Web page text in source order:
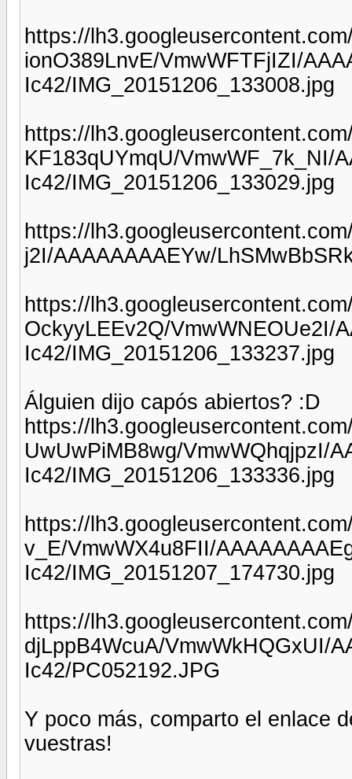
https://
ionO389LnvE/VmwWFTFjIZI/
Ic42/IMG_20151206_133008.jpg
https://
KF183qUYmqU/VmwWF_7k_NI/
Ic42/IMG_20151206_133029.jpg
https://
j2I/AAAAAAAAEYw/
https://
OckyyLEEv2Q/VmwWNEOUe2I/
Ic42/IMG_20151206_133237.jpg
Álguien dijo capós abiertos? :D
https://
UwUwPiMB8wg/VmwWQhqjpzI/
Ic42/IMG_20151206_133336.jpg
https://
v_E/VmwWX4u8FII/
Ic42/IMG_20151207_174730.jpg
https://
djLppB4WcuA/VmwWkHQGxUI/
Ic42/PC052192.JPG
Y poco más, comparto el enlace
vuestras!